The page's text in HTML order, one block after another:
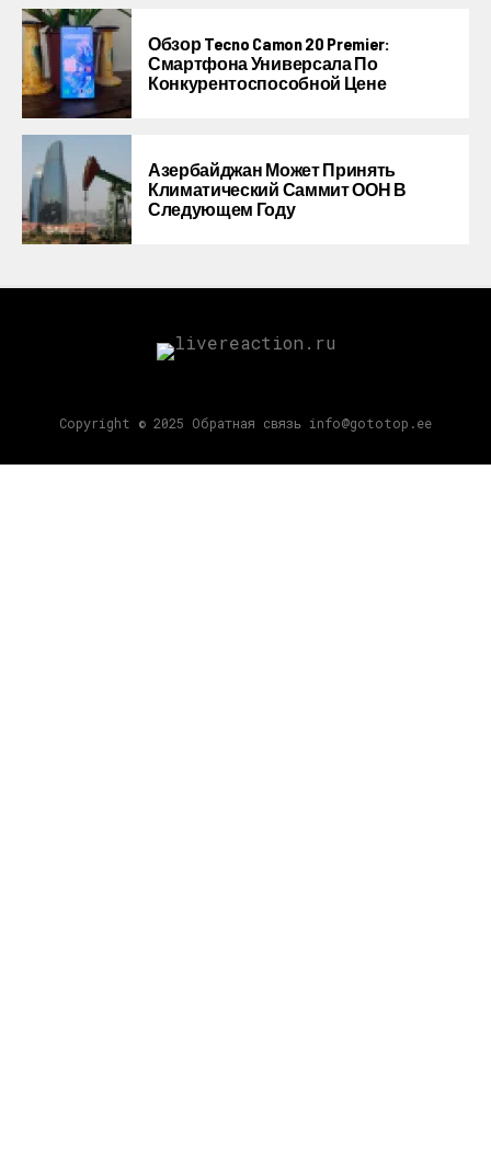
Обзор Tecno Camon 20 Premier:
Смартфона Универсала По
Конкурентоспособной Цене
Азербайджан Может Принять
Климатический Саммит ООН В
Следующем Году
Copyright © 2025 Обратная связь info@gototop.ee